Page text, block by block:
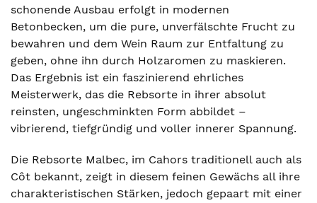
schonende Ausbau erfolgt in modernen
Betonbecken, um die pure, unverfälschte Frucht zu
bewahren und dem Wein Raum zur Entfaltung zu
geben, ohne ihn durch Holzaromen zu maskieren.
Das Ergebnis ist ein faszinierend ehrliches
Meisterwerk, das die Rebsorte in ihrer absolut
reinsten, ungeschminkten Form abbildet –
vibrierend, tiefgründig und voller innerer Spannung.
Die Rebsorte Malbec, im Cahors traditionell auch als
Côt bekannt, zeigt in diesem feinen Gewächs all ihre
charakteristischen Stärken, jedoch gepaart mit einer